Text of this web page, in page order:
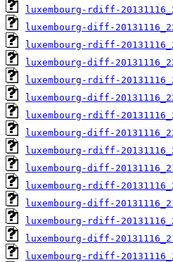
luxembourg-rdiff-
luxembourg-diff-
luxembourg-rdiff-
luxembourg-diff-
luxembourg-rdiff-
luxembourg-diff-
luxembourg-rdiff-
luxembourg-diff-
luxembourg-rdiff-
luxembourg-diff-
luxembourg-rdiff-
luxembourg-diff-
luxembourg-rdiff-
luxembourg-diff-
luxembourg-rdiff-